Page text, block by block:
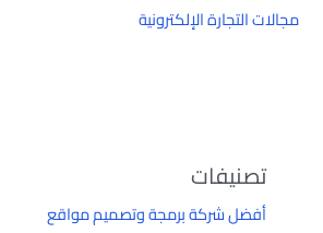
مجالات التجارة الإلكترونية
تصنيفات
أفضل شركة برمجة وتصميم مواقع